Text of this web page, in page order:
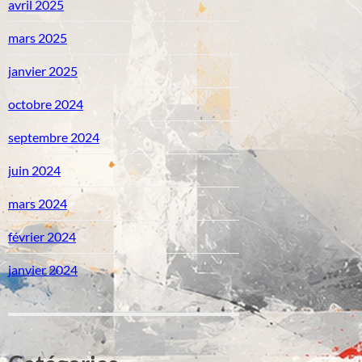
avril 2025
mars 2025
janvier 2025
octobre 2024
septembre 2024
juin 2024
mars 2024
février 2024
janvier 2024